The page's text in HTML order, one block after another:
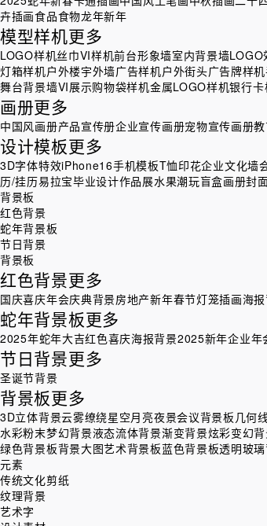
卉插画食品食物龙年新年
模型样机更多
LOGO样机丝巾VI样机前台形象墙室内背景墙LOGO
灯箱样机户外楼宇外墙广告样机户外街头广告牌样机
舞台背景墙VI展示购物袋样机金属LOGO样机银行卡
画册更多
中国风画册产品宣传册企业宣传画册宠物宣传画册
设计模板更多
3D字体特效iPhone16手机模板T恤印花企业文化墙
历/挂历易拉宝毕业设计作品展水果潮玩盲盒画册封
背景板
红色背景
蛇年背景板
节日背景
背景板
红色背景更多
国庆喜庆年会庆典背景房地产新年春节灯笼插画海
蛇年背景板更多
2025年蛇年大吉红色喜庆海报背景2025新年企业年
节日背景更多
圣诞节背景
背景板更多
3D立体背景云雾缭绕星空月亮夜景会议背景板 几何
水彩粉末梦幻背景液态流体背景渐变背景炫彩变幻
绿色背景板背景大图艺术背景板蓝色背景板透明玻
元素
传统文化剪纸
纹理背景
艺术字